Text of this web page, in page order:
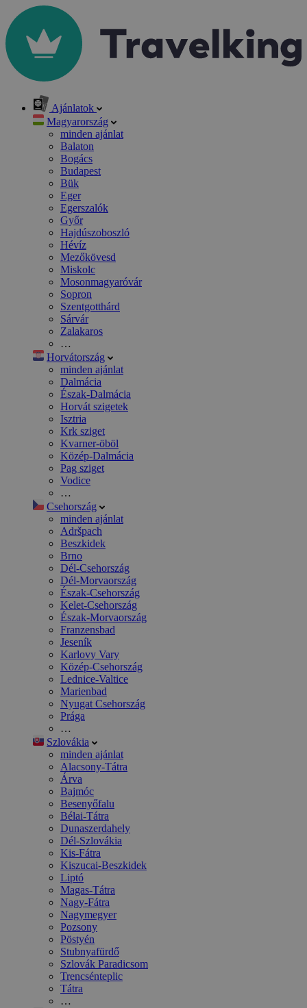
Ajánlatok
Magyarország
minden ajánlat
Balaton
Bogács
Budapest
Bük
Eger
Egerszalók
Győr
Hajdúszoboszló
Hévíz
Mezőkövesd
Miskolc
Mosonmagyaróvár
Sopron
Szentgotthárd
Sárvár
Zalakaros
…
Horvátország
minden ajánlat
Dalmácia
Észak-Dalmácia
Horvát szigetek
Isztria
Krk sziget
Kvarner-öböl
Közép-Dalmácia
Pag sziget
Vodice
…
Csehország
minden ajánlat
Adršpach
Beszkidek
Brno
Dél-Csehország
Dél-Morvaország
Észak-Csehország
Kelet-Csehország
Észak-Morvaország
Franzensbad
Jeseník
Karlovy Vary
Közép-Csehország
Lednice-Valtice
Marienbad
Nyugat Csehország
Prága
…
Szlovákia
minden ajánlat
Alacsony-Tátra
Árva
Bajmóc
Besenyőfalu
Bélai-Tátra
Dunaszerdahely
Dél-Szlovákia
Kis-Fátra
Kiszucai-Beszkidek
Liptó
Magas-Tátra
Nagy-Fátra
Nagymegyer
Pozsony
Pöstyén
Stubnyafürdő
Szlovák Paradicsom
Trencsénteplic
Tátra
…